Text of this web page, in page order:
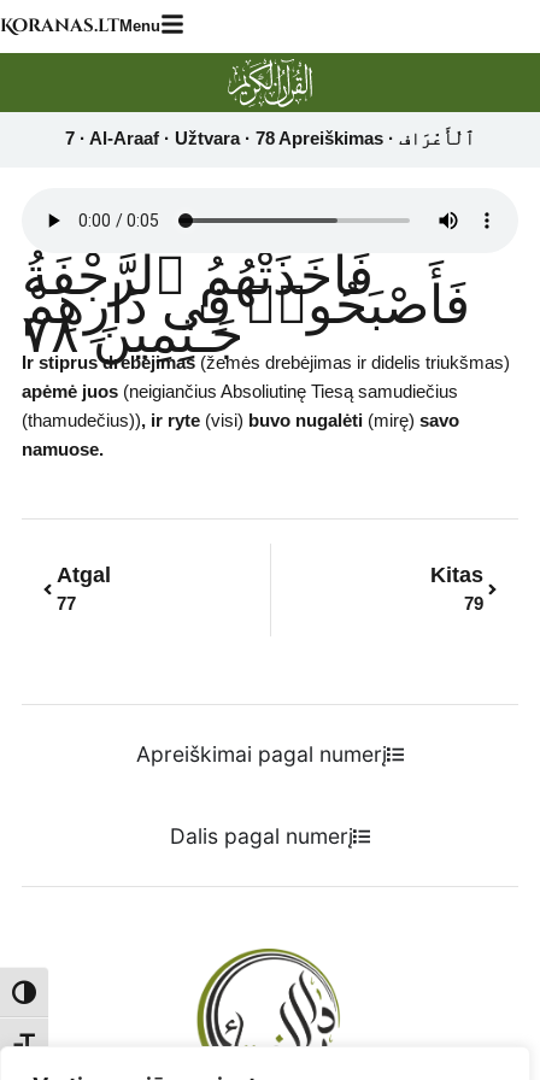
Toggle High Contrast
Toggle Font size
Skip
to
Koranas.ltMenu
فَأَخَذَتْهُمُ ٱلرَّجْفَةُ
فَأَصْبَحُوا۟ فِى دَارِهِمْ
جَـٰثِمِينَ ٧٨
Ir stiprus drebėjimas(žemės drebėjimas ir didelis triukšmas)
apėmė juos(neigiančius Absoliutinę Tiesą samudiečius
(thamudečius)), ir ryte (visi) buvo nugalėti(mirę) savo
namuose.
Atgal
77
Kitas
79
Apreiškimai pagal numerį
Dalis pagal numerį